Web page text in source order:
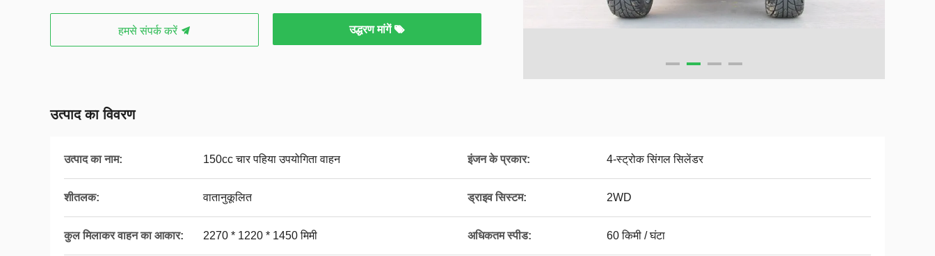
हमसे संपर्क करें उद्धरण मांगें
उत्पाद का विवरण
उत्पाद का नाम: 150cc चार पहिया उपयोगिता वाहन इंजन के प्रकार: 4-स्ट्रोक सिंगल सिलेंडर
शीतलक: वातानुकूलित ड्राइव सिस्टम: 2WD
कुल मिलाकर वाहन का आकार: 2270 * 1220 * 1450 मिमी अधिकतम स्पीड: 60 किमी / घंटा